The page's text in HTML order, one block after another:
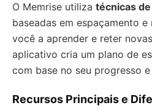
O Memrise utiliza técnicas
baseadas em espaçamento
você a aprender e reter
aplicativo cria um plano de
com base no seu progresso
Recursos Principais e